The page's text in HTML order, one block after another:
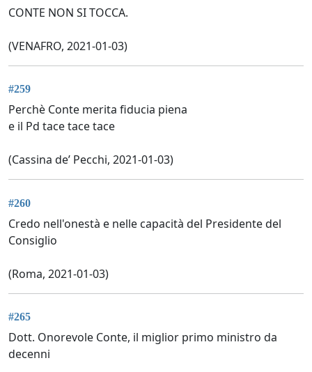
CONTE NON SI TOCCA.
(VENAFRO, 2021-01-03)
#259
Perchè Conte merita fiducia piena
e il Pd tace tace tace
(Cassina de’ Pecchi, 2021-01-03)
#260
Credo nell'onestà e nelle capacità del Presidente del
Consiglio
(Roma, 2021-01-03)
#265
Dott. Onorevole Conte, il miglior primo ministro da
decenni